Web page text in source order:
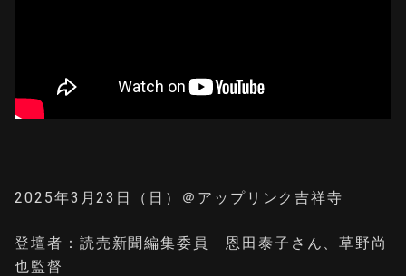
2025年3月23日（日）＠アップリンク吉祥寺
登壇者：読売新聞編集委員 恩田泰子さん、草野尚
也監督